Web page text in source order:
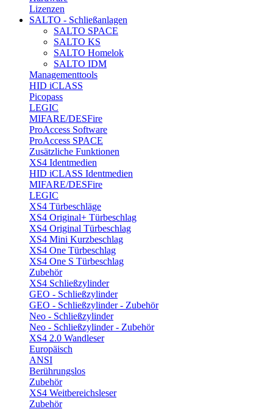
Lizenzen
SALTO - Schließanlagen
SALTO SPACE
SALTO KS
SALTO Homelok
SALTO IDM
Managementtools
HID iCLASS
Picopass
LEGIC
MIFARE/DESFire
ProAccess Software
ProAccess SPACE
Zusätzliche Funktionen
XS4 Identmedien
HID iCLASS Identmedien
MIFARE/DESFire
LEGIC
XS4 Türbeschläge
XS4 Original+ Türbeschlag
XS4 Original Türbeschlag
XS4 Mini Kurzbeschlag
XS4 One Türbeschlag
XS4 One S Türbeschlag
Zubehör
XS4 Schließzylinder
GEO - Schließzylinder
GEO - Schließzylinder - Zubehör
Neo - Schließzylinder
Neo - Schließzylinder - Zubehör
XS4 2.0 Wandleser
Europäisch
ANSI
Berührungslos
Zubehör
XS4 Weitbereichsleser
Zubehör